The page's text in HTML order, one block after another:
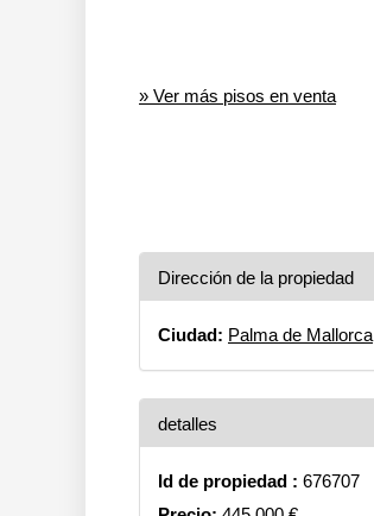
» Ver más pisos en venta
Dirección de la propiedad
Ciudad: Palma de Mallorca
detalles
Id de propiedad : 676707